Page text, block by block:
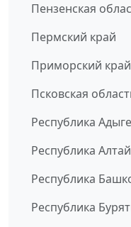
Пензенская
Пермский край
Приморский край
Псковская
Республика
Республика Алтай
Республика
Республика